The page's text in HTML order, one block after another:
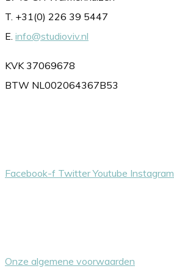
T. +31(0) 226 39 5447
E. info@studioviv.nl
KVK 37069678
BTW NL002064367B53
Facebook-f Twitter Youtube Instagram
Onze algemene voorwaarden